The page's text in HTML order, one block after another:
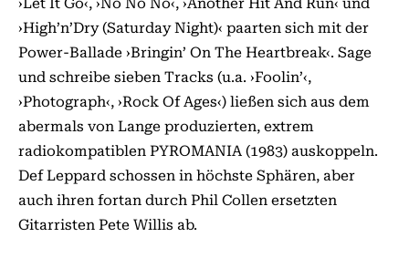
›High’n’Dry (Saturday Night)‹ paarten sich mit der
Power-Ballade ›Bringin’ On The Heartbreak‹. Sage
und schreibe sieben Tracks (u.a. ›Foolin’‹,
›Photograph‹, ›Rock Of Ages‹) ließen sich aus dem
abermals von Lange produzierten, extrem
radiokompatiblen PYROMANIA (1983) auskoppeln.
Def Leppard schossen in höchste Sphären, aber
auch ihren fortan durch Phil Collen ersetzten
Gitarristen Pete Willis ab.